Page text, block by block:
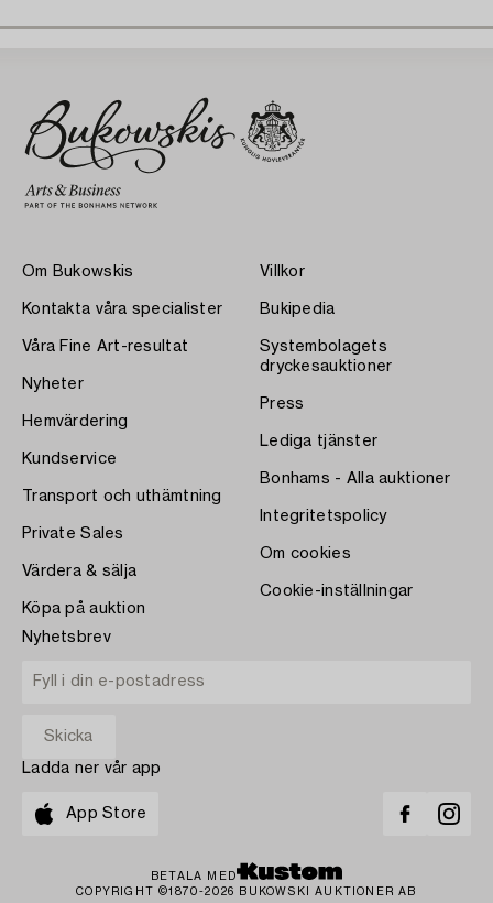
Om Bukowskis
Kontakta våra specialister
Våra Fine Art-resultat
Nyheter
Hemvärdering
Kundservice
Transport och uthämtning
Private Sales
Värdera & sälja
Köpa på auktion
Villkor
Bukipedia
Systembolagets
dryckesauktioner
Press
Lediga tjänster
Bonhams - Alla auktioner
Integritetspolicy
Om cookies
Cookie-inställningar
Nyhetsbrev
Ladda ner vår app
App Store
BETALA MED
COPYRIGHT ©1870-2026 BUKOWSKI AUKTIONER AB